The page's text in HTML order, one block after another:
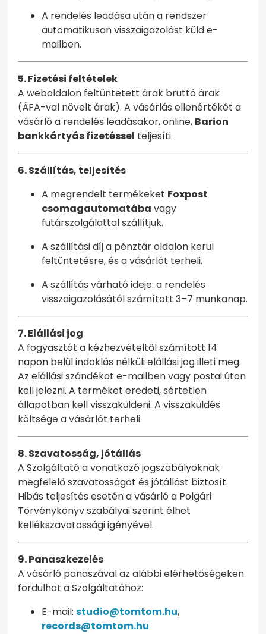
A rendelés leadása után a rendszer
automatikusan visszaigazolást küld e-
mailben.
5. Fizetési feltételek
A weboldalon feltüntetett árak bruttó árak
(ÁFA-val növelt árak). A vásárlás ellenértékét a
vásárló a rendelés leadásakor, online, Barion
bankkártyás fizetéssel teljesíti.
6. Szállítás, teljesítés
A megrendelt termékeket Foxpost
csomagautomatába vagy
futárszolgálattal szállítjuk.
A szállítási díj a pénztár oldalon kerül
feltüntetésre, és a vásárlót terheli.
A szállítás várható ideje: a rendelés
visszaigazolásától számított 3–7 munkanap.
7. Elállási jog
A fogyasztót a kézhezvételtől számított 14
napon belül indoklás nélküli elállási jog illeti meg.
Az elállási szándékot e-mailben vagy postai úton
kell jelezni. A terméket eredeti, sértetlen
állapotban kell visszaküldeni. A visszaküldés
költsége a vásárlót terheli.
8. Szavatosság, jótállás
A Szolgáltató a vonatkozó jogszabályoknak
megfelelő szavatosságot és jótállást biztosít.
Hibás teljesítés esetén a vásárló a Polgári
Törvénykönyv szabályai szerint élhet
kellékszavatossági igényével.
9. Panaszkezelés
A vásárló panaszával az alábbi elérhetőségeken
fordulhat a Szolgáltatóhoz:
E-mail:studio@tomtom.hu,
records@tomtom.hu